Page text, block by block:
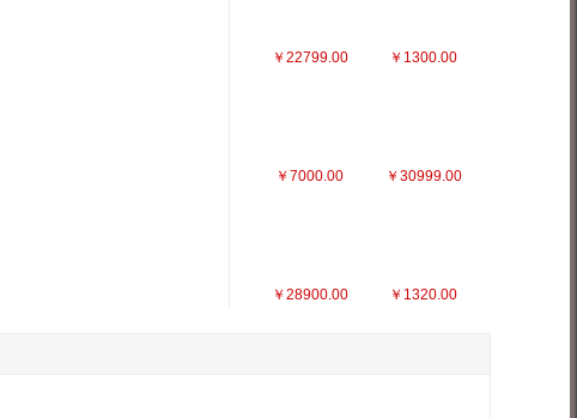
￥22799.00 ￥1300.00
￥7000.00 ￥30999.00
￥28900.00 ￥1320.00